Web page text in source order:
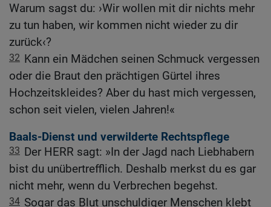
Warum sagst du: ›Wir wollen mit dir nichts mehr
zu tun haben, wir kommen nicht wieder zu dir
zurück‹?
32 Kann ein Mädchen seinen Schmuck vergessen
oder die Braut den prächtigen Gürtel ihres
Hochzeitskleides? Aber du hast mich vergessen,
schon seit vielen, vielen Jahren!«
Baals-Dienst und verwilderte Rechtspflege
33 Der HERR sagt: »In der Jagd nach Liebhabern
bist du unübertrefflich. Deshalb merkst du es gar
nicht mehr, wenn du Verbrechen begehst.
34 Sogar das Blut unschuldiger Menschen klebt